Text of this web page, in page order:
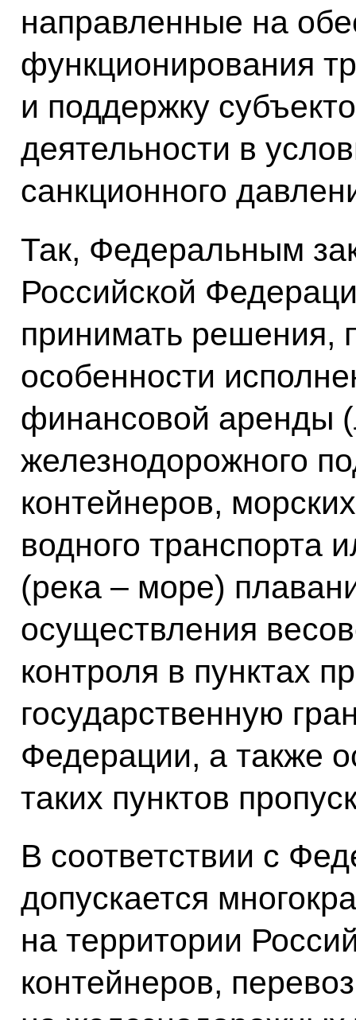
направленные на
функционирования
и поддержку
деятельности в
санкционного
Так, Федеральным
Российской
принимать решения,
особенности
финансовой аренды
железнодорожного
контейнеров,
водного транспорта
(река – море)
осуществления
контроля в пунктах
государственную
Федерации, а также
таких пунктов
В соответствии с
допускается
на территории
контейнеров,